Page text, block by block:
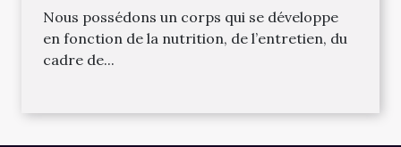
Nous possédons un corps qui se développe
en fonction de la nutrition, de l’entretien, du
cadre de...